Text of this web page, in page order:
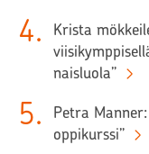
4.
Krista
naisluola”
5.
Petra
oppikurssi”